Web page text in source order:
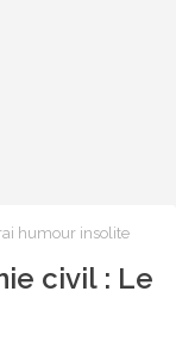
humour insolite
civil : Le